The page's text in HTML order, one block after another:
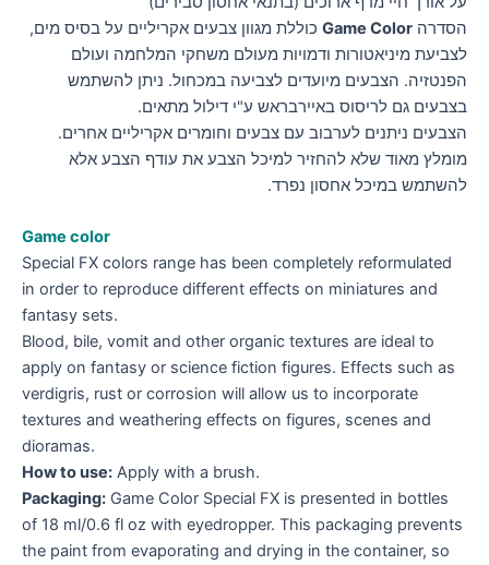
הסדרה Game Color כוללת מגוון צבעים אקריליים על בסיס מים,
לצביעת מיניאטורות ודמויות מעולם משחקי המלחמה ועולם
הפנטזיה. הצבעים מיועדים לצביעה במכחול. ניתן להשתמש
בצבעים גם לריסוס באיירבראש ע"י דילול מתאים.
הצבעים ניתנים לערבוב עם צבעים וחומרים אקריליים אחרים.
מומלץ מאוד שלא להחזיר למיכל הצבע את עודף הצבע אלא
להשתמש במיכל אחסון נפרד.
Game color
Special FX colors range has been completely reformulated
in order to reproduce different effects on miniatures and
fantasy sets.
Blood, bile, vomit and other organic textures are ideal to
apply on fantasy or science fiction figures. Effects such as
verdigris, rust or corrosion will allow us to incorporate
textures and weathering effects on figures, scenes and
dioramas.
How to use: Apply with a brush.
Packaging: Game Color Special FX is presented in bottles
of 18 ml/0.6 fl oz with eyedropper. This packaging prevents
the paint from evaporating and drying in the container, so